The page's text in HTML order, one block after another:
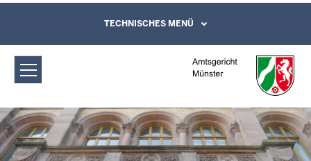
Amtsgericht Münster: Sitzungstermine
Direkt zum Inhalt
Leichte Sprache, Gebärdensprachenvideo
und Kontaktformular
TECHNISCHES MENÜ